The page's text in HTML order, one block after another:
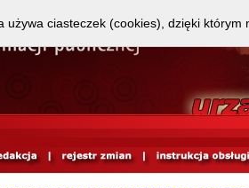
używa ciasteczek (cookies), dzięki którym